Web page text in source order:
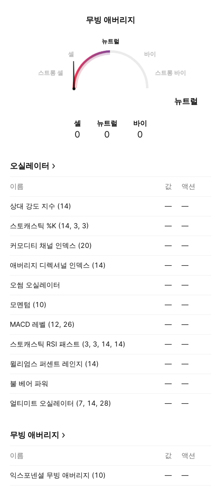
무빙 애버리지
뉴트럴
셀
바이
스트롱 셀 스트롱 바이
뉴트럴
셀
0
뉴트럴
0
바이
0
오실레이터
이름 값 액션
상대 강도 지수 (14) — —
스토캐스틱 %K (14, 3, 3) — —
커모디티 채널 인덱스 (20) — —
애버리지 디렉셔널 인덱스 (14) — —
오썸 오실레이터 — —
모멘텀 (10) — —
MACD 레벨 (12, 26) — —
스토캐스틱 RSI 패스트 (3, 3, 14, 14) — —
윌리엄스 퍼센트 레인지 (14) — —
불 베어 파워 — —
얼티미트 오실레이터 (7, 14, 28) — —
무빙 애버리지
이름 값 액션
익스포넨셜 무빙 애버리지 (10) — —